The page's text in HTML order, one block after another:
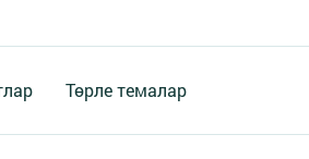
Төрле темалар